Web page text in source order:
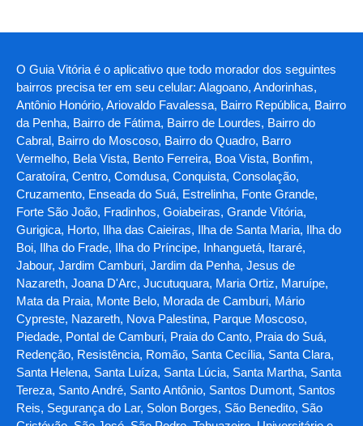
O Guia Vitória é o aplicativo que todo morador dos seguintes
bairros precisa ter em seu celular: Alagoano, Andorinhas,
Antônio Honório, Ariovaldo Favalessa, Bairro República, Bairro
da Penha, Bairro de Fátima, Bairro de Lourdes, Bairro do
Cabral, Bairro do Moscoso, Bairro do Quadro, Barro
Vermelho, Bela Vista, Bento Ferreira, Boa Vista, Bonfim,
Caratoíra, Centro, Comdusa, Conquista, Consolação,
Cruzamento, Enseada do Suá, Estrelinha, Fonte Grande,
Forte São João, Fradinhos, Goiabeiras, Grande Vitória,
Gurigica, Horto, Ilha das Caieiras, Ilha de Santa Maria, Ilha do
Boi, Ilha do Frade, Ilha do Príncipe, Inhanguetá, Itararé,
Jabour, Jardim Camburi, Jardim da Penha, Jesus de
Nazareth, Joana D'Arc, Jucutuquara, Maria Ortiz, Maruípe,
Mata da Praia, Monte Belo, Morada de Camburi, Mário
Cypreste, Nazareth, Nova Palestina, Parque Moscoso,
Piedade, Pontal de Camburi, Praia do Canto, Praia do Suá,
Redenção, Resistência, Romão, Santa Cecília, Santa Clara,
Santa Helena, Santa Luíza, Santa Lúcia, Santa Martha, Santa
Tereza, Santo André, Santo Antônio, Santos Dumont, Santos
Reis, Segurança do Lar, Solon Borges, São Benedito, São